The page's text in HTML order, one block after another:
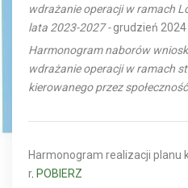
wdrażanie operacji w ramach
lata 2023-2027 -grudzień 2024
Harmonogram naborów
wdrażanie operacji w ramach
kierowanego przez społeczność
Harmonogram realizacji planu
r. POBIERZ